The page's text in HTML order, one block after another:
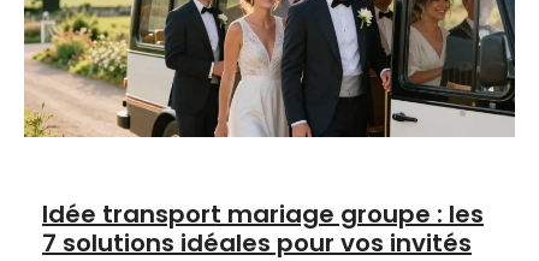
Idée transport mariage groupe : les
7 solutions idéales pour vos invités